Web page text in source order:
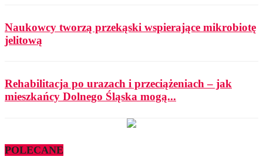
Naukowcy tworzą przekąski wspierające mikrobiotę
jelitową
Rehabilitacja po urazach i przeciążeniach – jak
mieszkańcy Dolnego Śląska mogą...
POLECANE